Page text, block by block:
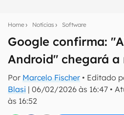
Home Notícias Software
Google confirma:
Android" chegará a
Por Marcelo Fischer • Editado
Blasi | 06/02/2026 às 16:47 •
às 16:52
notícias e reviews sobre
E-mail